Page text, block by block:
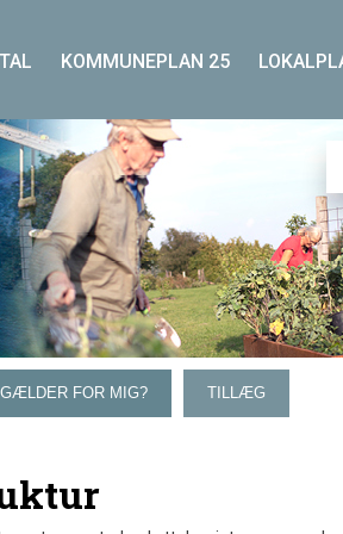
KOMMUNEPLAN 25
FOR MIG? TILLÆG